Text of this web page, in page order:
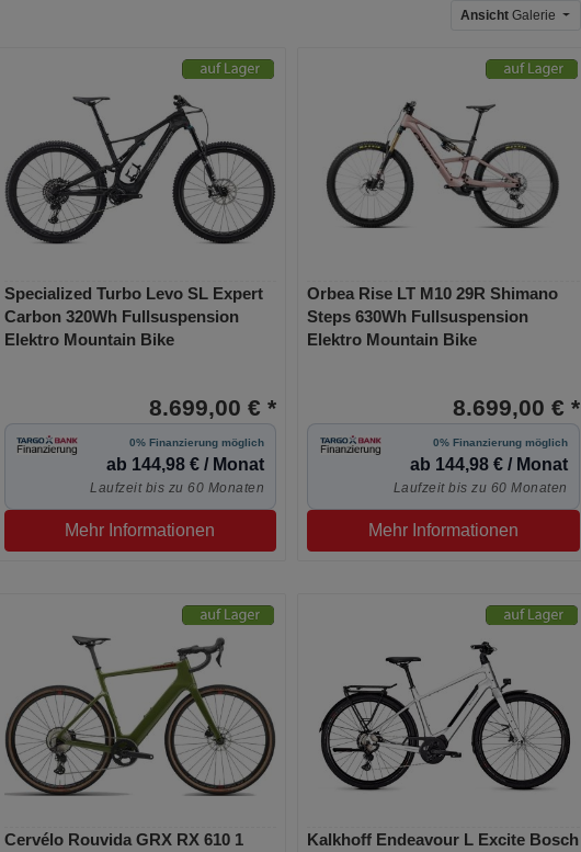
Ansicht Galerie
Specialized Turbo Levo SL Expert
Carbon 320Wh Fullsuspension
Elektro Mountain Bike
8.699,00 € *
0% Finanzierung möglich
ab 144,98 € / Monat
Laufzeit bis zu 60 Monaten
Mehr Informationen
Orbea Rise LT M10 29R Shimano
Steps 630Wh Fullsuspension
Elektro Mountain Bike
8.699,00 € *
0% Finanzierung möglich
ab 144,98 € / Monat
Laufzeit bis zu 60 Monaten
Mehr Informationen
Cervélo Rouvida GRX RX 610 1
Kalkhoff Endeavour L Excite Bosch